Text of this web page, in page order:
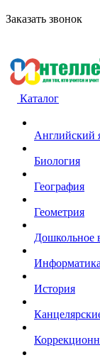
Заказать звонок
Каталог
Английский
Биология
География
Геометрия
Дошкольное
Информатика
История